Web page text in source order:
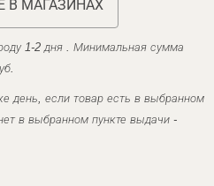
В МАГАЗИНАХ
1-2 дня . Минимальная сумма
день, если товар есть в выбранном
в выбранном пункте выдачи -